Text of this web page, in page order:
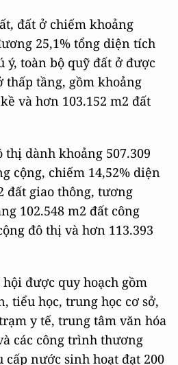
đất ở chiếm khoảng
25,1% tổng diện tích
ý, toàn bộ quỹ đất ở được
thấp tầng, gồm khoảng
và hơn 103.152 m2 đất
thị dành khoảng 507.309
cộng, chiếm 14,52% diện
đất giao thông, tương
102.548 m2 đất công
đô thị và hơn 113.393
được quy hoạch gồm
tiểu học, trung học cơ sở,
y tế, trung tâm văn hóa
các công trình thương
nước sinh hoạt đạt 200